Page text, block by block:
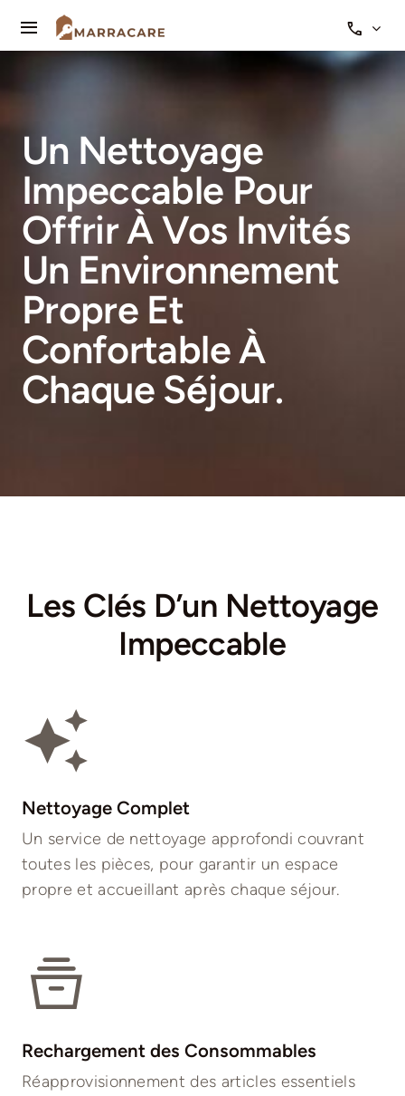
content
Toggle
Navigation
Un Nettoyage
Impeccable Pour
Offrir À Vos Invités
Un Environnement
Propre Et
Confortable À
Chaque Séjour.
Les Clés D’un Nettoyage
Impeccable
Nettoyage Complet
Un service de nettoyage approfondi couvrant
toutes les pièces, pour garantir un espace
propre et accueillant après chaque séjour.
Rechargement des Consommables
Réapprovisionnement des articles essentiels